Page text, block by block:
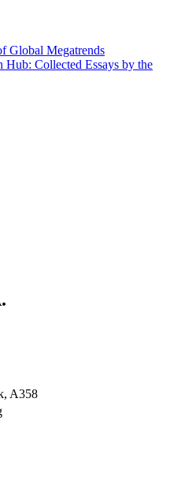
Global Megatrends
Collected Essays by the
A358